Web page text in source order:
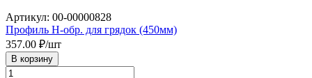
Артикул: 00-00000828
Профиль Н-обр. для грядок (450мм)
357.00 ₽/шт
В корзину